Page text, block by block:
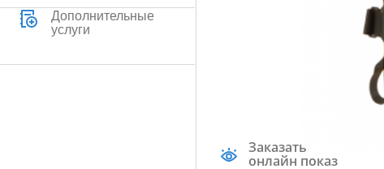
Дополнительные
услуги
Заказать
онлайн показ